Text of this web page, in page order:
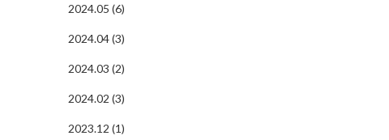
2024.05 (6)
2024.04 (3)
2024.03 (2)
2024.02 (3)
2023.12 (1)